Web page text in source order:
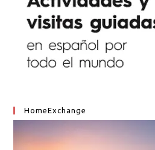
HomeExchange